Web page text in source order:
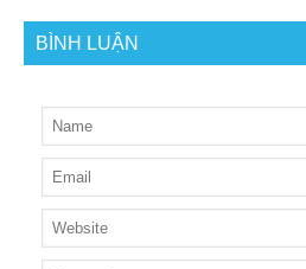
BÌNH LUẬN